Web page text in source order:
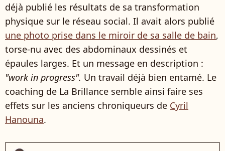
déjà publié les résultats de sa transformation
physique sur le réseau social. Il avait alors publié
une photo prise dans le miroir de sa salle de bain,
torse-nu avec des abdominaux dessinés et
épaules larges. Et un message en description :
"work in progress". Un travail déjà bien entamé. Le
coaching de La Brillance semble ainsi faire ses
effets sur les anciens chroniqueurs de Cyril
Hanouna.